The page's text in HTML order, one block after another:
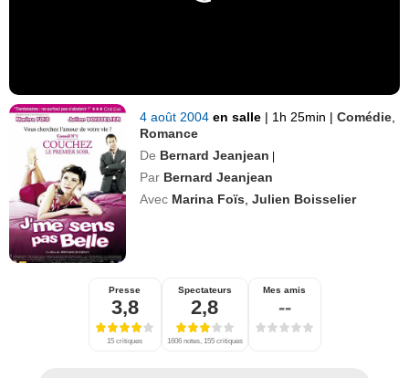
4 août 2004en salle | 1h 25min | Comédie
Romance
De Bernard Jeanjean |
Par Bernard Jeanjean
Avec Marina Foïs ,Julien Boisselier
Presse
3,8
15 critiques
Spectateurs
2,8
1606 notes, 155 critiques
Mes amis
--